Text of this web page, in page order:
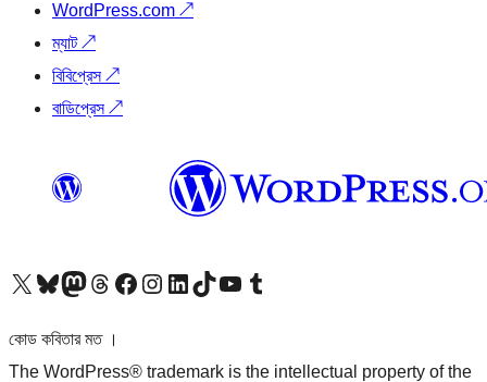
WordPress.com ↗
ম্যাট↗
বিবিপ্রেস↗
বাডিপ্রেস↗
আমাদের X (আগের টুইটার) অ্যাকাউন্টে যানআমাদের Bluesky অ্যাকাউন্টটি দেখুনআমাদের মাস্টোডন অ্যাকাউন্টটি দেখুনআমাদের থ্রেডস অ্যাকাউন্টটি দেখুনআমাদের ফেসবুক পেজ দেখুনআমাদের ইন্সটাগ্রাম অ্যাকাউন্ট দেখুনআমাদের লিঙ্কডইন অ্যাকাউন্টে যানআমাদের TikTok অ্যাকাউন্টটি দেখুনআমাদের ইউটিউব চ্যানেলে যান আমাদের টাম্বলার অ্যাকাউন্ট দেখুন
কোড কবিতার মত ।
The WordPress® trademark is the intellectual property of the